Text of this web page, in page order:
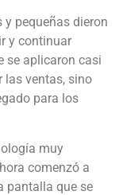
y pequeñas dieron
y continuar
se aplicaron casi
las ventas, sino
para los
muy
comenzó a
pantalla que se